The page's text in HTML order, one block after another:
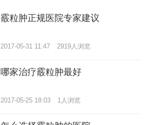
霰粒肿正规医院专家建议
2017-05-31 11:47 2919人浏览
哪家治疗霰粒肿最好
2017-05-25 18:03 1人浏览